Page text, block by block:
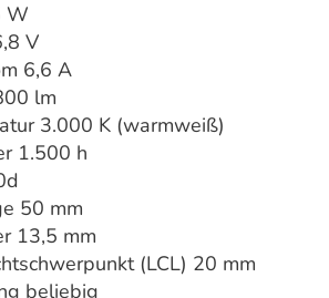
W
V
6,6 A
lm
3.000 K (warmweiß)
1.500 h
50 mm
13,5 mm
(LCL) 20 mm
beliebig